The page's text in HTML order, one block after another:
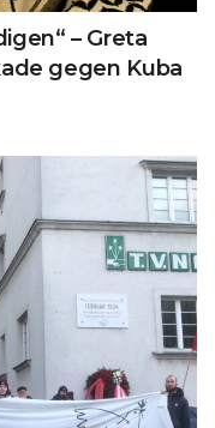
– Greta
gegen Kuba